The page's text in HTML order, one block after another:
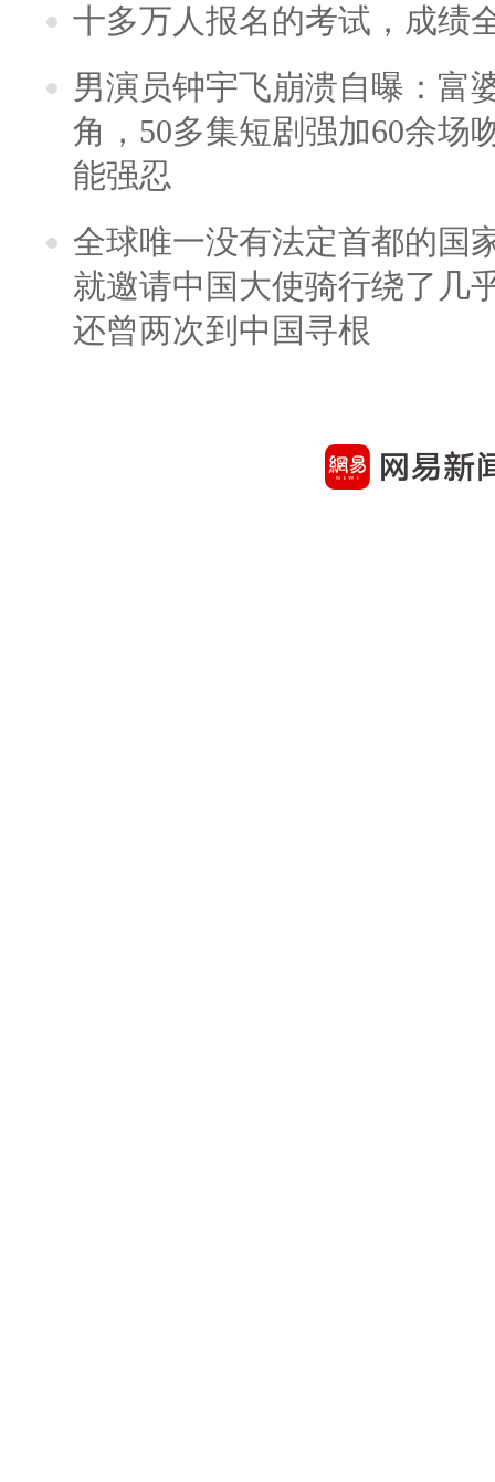
十多万人报名的考试，成绩
男演员钟宇飞崩溃自曝：富
角，50多集短剧强加60余场
能强忍
全球唯一没有法定首都的国
就邀请中国大使骑行绕了几
还曾两次到中国寻根